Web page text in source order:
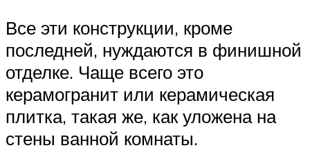
Все эти конструкции, кроме
последней, нуждаются в финишной
отделке. Чаще всего это
керамогранит или керамическая
плитка, такая же, как уложена на
стены ванной комнаты.